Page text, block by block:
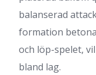
balanserad
formation
och löp-spelet,
bland lag.